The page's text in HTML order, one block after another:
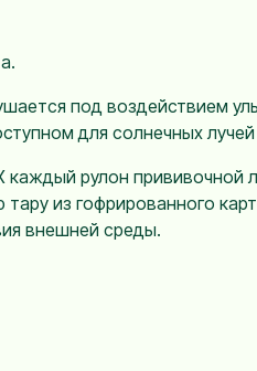
под воздействием
для солнечных
каждый рулон прививочной
из гофрированного
внешней среды.